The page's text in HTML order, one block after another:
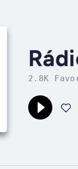
2.8K